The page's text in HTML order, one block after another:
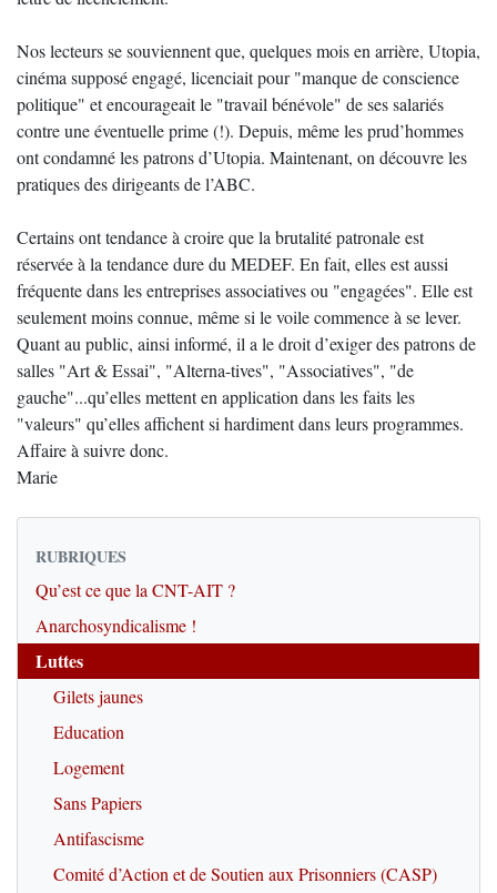
Nos lecteurs se souviennent que, quelques mois en arrière, Utopia,
cinéma supposé engagé, licenciait pour "manque de conscience
politique" et encourageait le "travail bénévole" de ses salariés
contre une éventuelle prime (!). Depuis, même les prud’hommes
ont condamné les patrons d’Utopia. Maintenant, on découvre les
pratiques des dirigeants de l’ABC.
Certains ont tendance à croire que la brutalité patronale est
réservée à la tendance dure du MEDEF. En fait, elles est aussi
fréquente dans les entreprises associatives ou "engagées". Elle est
seulement moins connue, même si le voile commence à se lever.
Quant au public, ainsi informé, il a le droit d’exiger des patrons de
salles "Art & Essai", "Alterna-tives", "Associatives", "de
gauche"...qu’elles mettent en application dans les faits les
"valeurs" qu’elles affichent si hardiment dans leurs programmes.
Affaire à suivre donc.
Marie
RUBRIQUES
Qu’est ce que la CNT-AIT ?
Anarchosyndicalisme !
Luttes
Gilets jaunes
Education
Logement
Sans Papiers
Antifascisme
Comité d’Action et de Soutien aux Prisonniers (CASP)